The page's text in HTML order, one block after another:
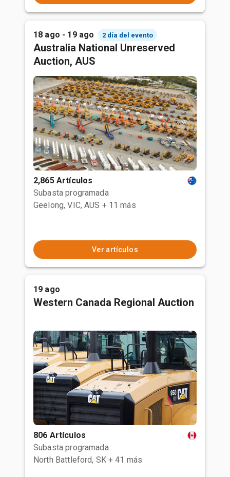
18 ago - 19 ago 2 día del evento
Australia National Unreserved
Auction, AUS
2,865 Artículos
Subasta programada
Geelong, VIC, AUS + 11 más
Ver artículos
19 ago
Western Canada Regional Auction
806 Artículos
Subasta programada
North Battleford, SK + 41 más